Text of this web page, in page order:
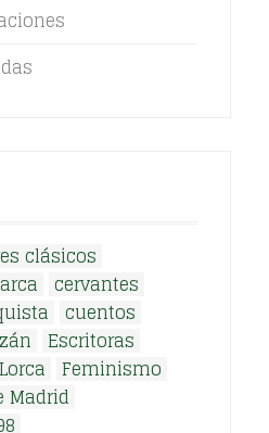
clásicos
cervantes
cuentos
Escritoras
Feminismo
Madrid